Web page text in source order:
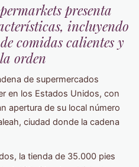
presenta
incluyendo
comidas calientes y
orden
de supermercados
en los Estados Unidos, con
apertura de su local número
ciudad donde la cadena
la tienda de 35.000 pies